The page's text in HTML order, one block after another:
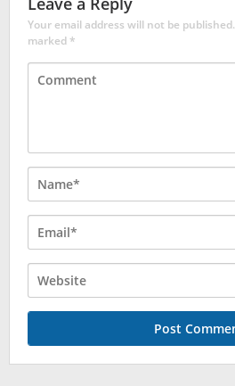
Your email address will not be published.
marked*